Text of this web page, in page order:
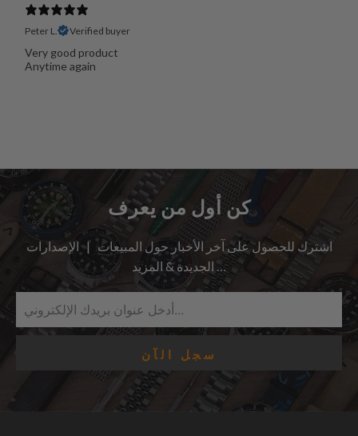
Peter L. Verified buyer
Very good product
Anytime again
كن أول من يعرف
اشترك للحصول على آخر الأخبار حول المبيعات | الإصدارات
الجديدة & المزيد …